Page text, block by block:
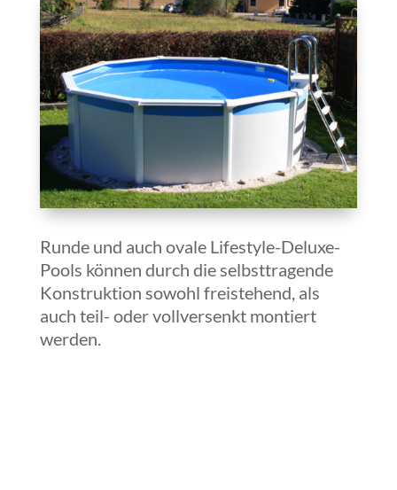
Runde und auch ovale Lifestyle-Deluxe-
Pools können durch die selbsttragende
Konstruktion sowohl freistehend, als
auch teil- oder vollversenkt montiert
werden.